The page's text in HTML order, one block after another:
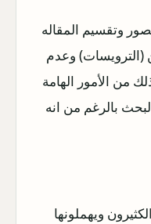
وتقسيم المقاله
(الترويسات) وعدم
من الأمور الهامة
بالرغم من انه
ويهملونها